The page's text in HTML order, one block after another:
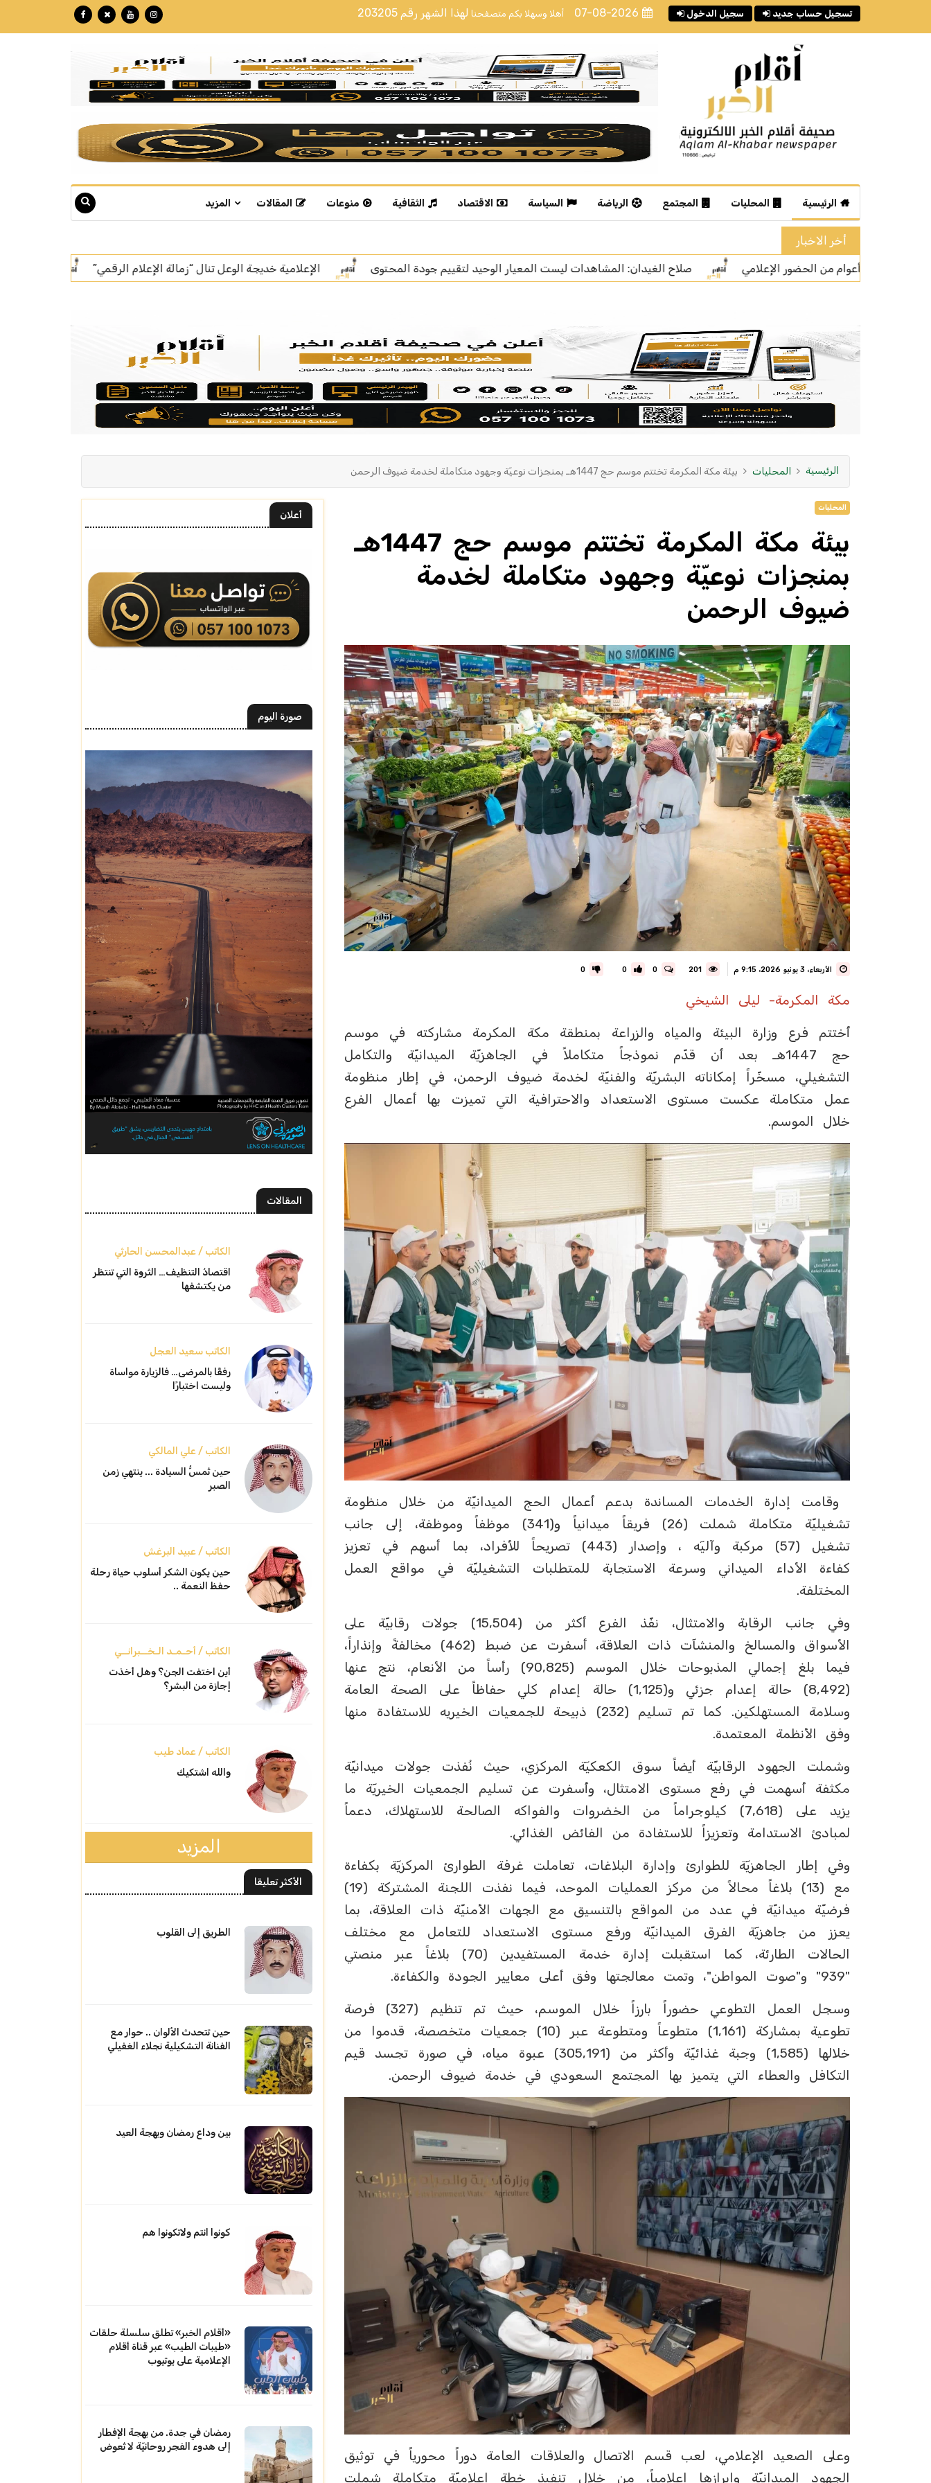
أهلا وسهلا بكم متصفحنا لهذا الشهر رقم 203205 07-08-2026 سجيل الدخول تسجيل حساب جديد
الرئيسية المحليات المجتمع الرياضة السياسة الاقتصاد الثقافية منوعات المقالات المزيد
أخر الاخبار
صلاح الغيدان: المشاهدات ليست المعيار الوحيد لتقييم جودة المحتوى الإعلامية خديجة الوعل تنال “زمالة الإعلام الرقمي” بتكللة تجاوزت الـ 60 مليون ريال.. "نبع" تبوك تنهي تركيب أسرع خط إنتاج للمياه في العالم
الرئيسية المحليات بيئة مكة المكرمة تختتم موسم حج 1447هـ بمنجزات نوعيّة وجهود متكاملة لخدمة ضيوف الرحمن
المحليات
بيئة مكة المكرمة تختتم موسم حج 1447هـ
بمنجزات نوعيّة وجهود متكاملة لخدمة
ضيوف الرحمن
الأربعاء، 3 يونيو 2026، 9:15 م 0
0
0
مكة المكرمة- ليلى الشيخي
‏أختتم فرع وزارة البيئة والمياه والزراعة بمنطقة مكة المكرمة مشاركته في موسم
حج 1447هـ بعد أن قدّم نموذجاً متكاملاً في الجاهزيّة الميدانيّة والتكامل
التشغيلي، مسخّراً إمكاناته البشريّة والفنيّة لخدمة ضيوف الرحمن، في إطار منظومة
عمل متكاملة عكست مستوى الاستعداد والاحترافية التي تميزت بها أعمال الفرع
خلال الموسم.
‏ وقامت إدارة الخدمات المساندة بدعم أعمال الحج الميدانيّة من خلال منظومة
تشغيليّة متكاملة شملت (26) فريقاً ميدانياً و(341) موظفاً وموظفة، إلى جانب
تشغيل (57) مركبة وآليٓه ، وإصدار (443) تصريحاً للأفراد، بما أسهم في تعزيز
كفاءة الأداء الميداني وسرعة الاستجابة للمتطلبات التشغيليّة في مواقع العمل
المختلفة.
‏وفي جانب الرقابة والامتثال، نفّذ الفرع أكثر من (15,504) جولات رقابيّة على
الأسواق والمسالخ والمنشآت ذات العلاقة، أسفرت عن ضبط (462) مخالفةً وإنذاراً،
فيما بلغ إجمالي المذبوحات خلال الموسم (90,825) رأساً من الأنعام، نتج عنها
(8,492) حالة إعدام جزئي و(1,125) حالة إعدام كلي حفاظاً على الصحة العامة
وسلامة المستهلكين. كما تم تسليم (232) ذبيحة للجمعيات الخيريه للاستفادة منها
وفق الأنظمة المعتمدة.
‏وشملت الجهود الرقابيّة أيضاً سوق الكعكيٓة المركزي، حيث نُفذت جولات ميدانيّة
مكثفة أسهمت في رفع مستوى الامتثال، وأسفرت عن تسليم الجمعيات الخيريٓة ما
يزيد على (7,618) كيلوجراماً من الخضروات والفواكه الصالحة للاستهلاك، دعماً
لمبادئ الاستدامة وتعزيزاً للاستفادة من الفائض الغذائي.
‏وفي إطار الجاهزيٓة للطوارئ وإدارة البلاغات، تعاملت غرفة الطوارئ المركزيٓة بكفاءة
مع (13) بلاغاً محالاً من مركز العمليات الموحد، فيما نفذت اللجنة المشتركة (19)
فرضيّة ميدانيّة في عدد من المواقع بالتنسيق مع الجهات الأمنيّة ذات العلاقة، بما
يعزز من جاهزيٓة الفرق الميدانيّة ورفع مستوى الاستعداد للتعامل مع مختلف
الحالات الطارئة، كما استقبلت إدارة خدمة المستفيدين (70) بلاغاً عبر منصتي
"939" و"صوت المواطن"، وتمت معالجتها وفق أعلى معايير الجودة والكفاءة.
‏وسجل العمل التطوعي حضوراً بارزاً خلال الموسم، حيث تم تنظيم (327) فرصة
تطوعية بمشاركة (1,161) متطوعاً ومتطوعة عبر (10) جمعيات متخصصة، قدموا من
خلالها (1,585) وجبة غذائيّة وأكثر من (305,191) عبوة مياه، في صورة تجسد قيم
التكافل والعطاء التي يتميز بها المجتمع السعودي في خدمة ضيوف الرحمن.
‏وعلى الصعيد الإعلامي، لعب قسم الاتصال والعلاقات العامة دوراً محورياً في توثيق
الجهود الميدانيّة وإبرازها إعلامياً، من خلال تنفيذ خطة إعلاميّة متكاملة شملت
أعلان
صورة اليوم
المقالات
الكاتب / عبدالمحسن الحارثي
اقتصادُ التنظيف… الثروة التي تنتظر
من يكتشفها
الكاتب سعيد العجل
رفقًا بالمرضى… فالزيارة مواساة
وليست اختبارًا
الكاتب / علي المالكي
حين تُمسُّ السيادة ... ينتهي زمن
الصبر
الكاتب / عبيد البرغش
حين يكون الشكر أسلوب حياة رحلة
حفظ النعمة ..
الكاتب / أحـمـد الـخــبرانــي
أين اختفت الجن؟ وهل أخذت
إجازة من البشر؟
الكاتب / عماد طيب
والله اشتكيك
المزيد
الأكثر تعليقا
الطريق إلى القلوب
حين تتحدث الألوان .. حوار مع
الفنانة التشكيلية نجلاء الغفيلي
بين وداع رمضان وبهجة العيد
كونوا انتم ولاتكونوا هم
«أقلام الخبر» تطلق سلسلة حلقات
«طيبات الطيب» عبر قناة أقلام
الإعلامية على يوتيوب
رمضان في جدة. من بهجة الإفطار
إلى هدوء الفجر روحانيّة لا تُعوض